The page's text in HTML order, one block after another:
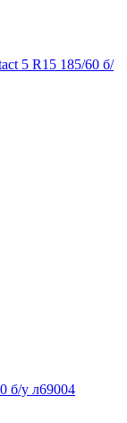
5 R15 185/60 б/
б/у л69004